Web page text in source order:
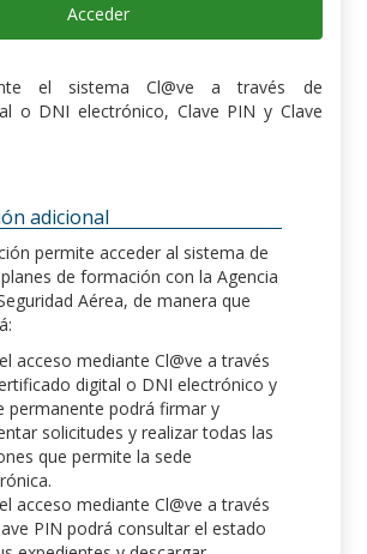
Acceder
el sistema Cl@ve a través de
o DNI electrónico, Clave PIN y Clave
adicional
permite acceder al sistema de
de formación con la Agencia
Aérea, de manera que
acceso mediante Cl@ve a través
digital o DNI electrónico y
permanente podrá firmar y
solicitudes y realizar todas las
que permite la sede
acceso mediante Cl@ve a través
PIN podrá consultar el estado